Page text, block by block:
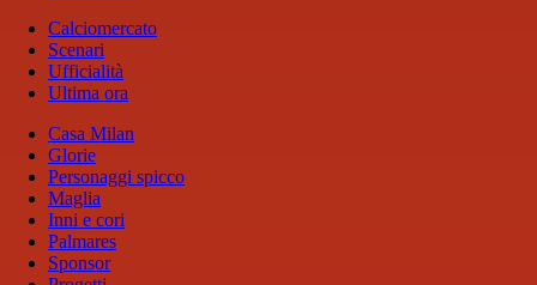
Calciomercato
Scenari
Ufficialità
Ultima ora
Casa Milan
Glorie
Personaggi spicco
Maglia
Inni e cori
Palmares
Sponsor